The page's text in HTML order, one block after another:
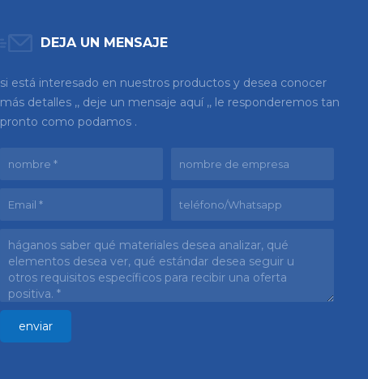
DEJA UN MENSAJE
si está interesado en nuestros productos y desea conocer
más detalles ,, deje un mensaje aquí ,, le responderemos tan
pronto como podamos .